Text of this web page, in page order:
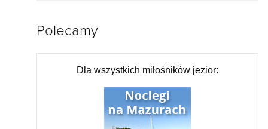
Polecamy
Dla wszystkich miłośników jezior: